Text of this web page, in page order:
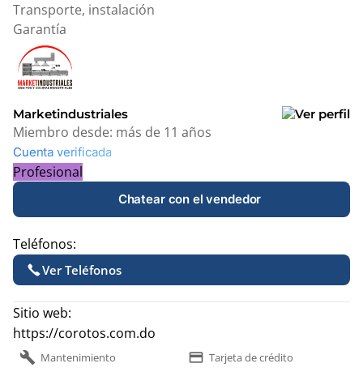
Transporte, instalación
Garantía
Marketindustriales
Miembro desde: más de 11 años
Cuenta verificada
Profesional
Chatear con el vendedor
Teléfonos:
Ver Teléfonos
Sitio web:
https://corotos.com.do
build Mantenimiento payment Tarjeta de crédito